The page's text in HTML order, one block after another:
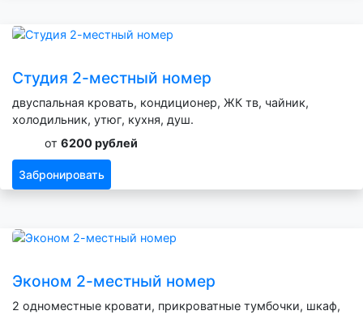
Студия 2-местный номер
двуспальная кровать, кондиционер, ЖК тв, чайник,
холодильник, утюг, кухня, душ.
от 6200 рублей
Забронировать
Эконом 2-местный номер
2 одноместные кровати, прикроватные тумбочки, шкаф,